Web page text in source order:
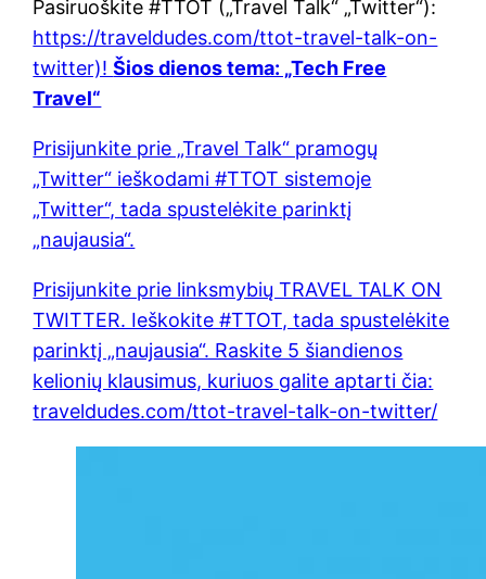
Pasiruoškite #TTOT („Travel Talk“ „Twitter“):
https://traveldudes.com/ttot-travel-talk-on-
twitter)!Šios dienos tema: „Tech Free
Travel“
Prisijunkite prie „Travel Talk“ pramogų
„Twitter“ ieškodami #TTOT sistemoje
„Twitter“, tada spustelėkite parinktį
„naujausia“.
Prisijunkite prie linksmybių TRAVEL TALK ON
TWITTER. Ieškokite #TTOT, tada spustelėkite
parinktį „naujausia“. Raskite 5 šiandienos
kelionių klausimus, kuriuos galite aptarti čia:
traveldudes.com/ttot-travel-talk-on-twitter/